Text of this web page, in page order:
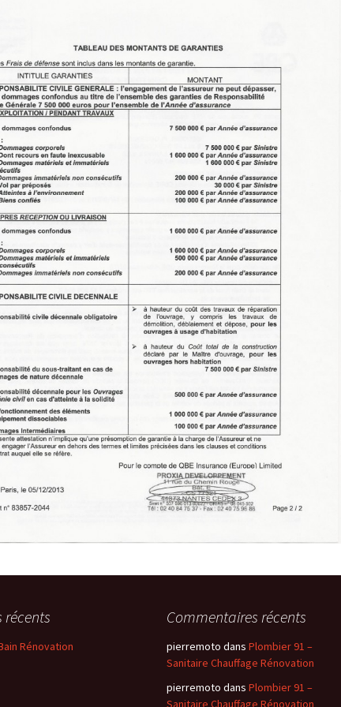
récents
Rénovation
Commentaires récents
pierremoto dans Plombier 91 –
Sanitaire Chauffage Rénovation
pierremoto dans Plombier 91 –
Sanitaire Chauffage Rénovation